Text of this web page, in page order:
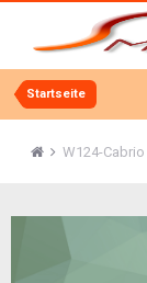
Startseite
W124-Cabrio